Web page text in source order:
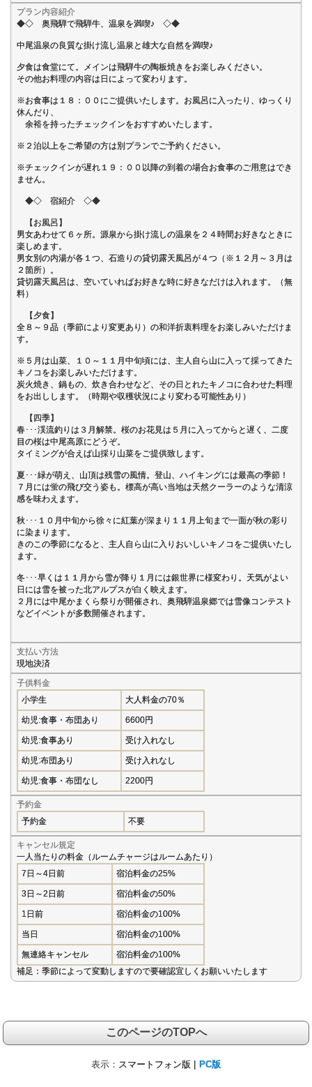
プラン内容紹介
◆◇ 奥飛騨で飛騨牛、温泉を満喫♪ ◇◆
中尾温泉の良質な掛け流し温泉と雄大な自然を満喫♪
夕食は食堂にて。メインは飛騨牛の陶板焼きをお楽しみください。
その他お料理の内容は日によって変わります。
※お食事は１８：００にご提供いたします。お風呂に入ったり、ゆっくり
休んだり、
余裕を持ったチェックインをおすすめいたします。
※２泊以上をご希望の方は別プランでご予約ください。
※チェックインが遅れ１９：００以降の到着の場合お食事のご用意はでき
ません。
◆◇ 宿紹介 ◇◆
【お風呂】
男女あわせて６ヶ所。源泉から掛け流しの温泉を２４時間お好きなときに
楽しめます。
男女別の内湯が各１つ、石造りの貸切露天風呂が４つ（※１２月～３月は
２箇所）。
貸切露天風呂は、空いていればお好きな時に好きなだけは入れます。（無
料）
【夕食】
全８～９品（季節により変更あり）の和洋折衷料理をお楽しみいただけま
す。
※５月は山菜、１０～１１月中旬頃には、主人自ら山に入って採ってきた
キノコをお楽しみいただけます。
炭火焼き、鍋もの、炊き合わせなど、その日とれたキノコに合わせた料理
をお出しします。（時期や収穫状況により変わる可能性あり）
【四季】
春･･･渓流釣りは３月解禁。桜のお花見は５月に入ってからと遅く、二度
目の桜は中尾高原にどうぞ。
タイミングが合えば山採り山菜をご提供致します。
夏･･･緑が萌え、山頂は残雪の風情。登山、ハイキングには最高の季節！
７月には蛍の飛び交う姿も。標高が高い当地は天然クーラーのような清涼
感を味わえます。
秋･･･１０月中旬から徐々に紅葉が深まり１１月上旬まで一面が秋の彩り
に染まります。
きのこの季節になると、主人自ら山に入りおいしいキノコをご提供いたし
ます。
冬･･･早くは１１月から雪が降り１月には銀世界に様変わり。天気がよい
日には雪を被った北アルプスが白く映えます。
２月には中尾かまくら祭りが開催され、奥飛騨温泉郷では雪像コンテスト
などイベントが多数開催されます。
支払い方法
現地決済
子供料金
小学生
大人料金の70％
幼児:食事・布団あり 6600円
幼児:食事あり 受け入れなし
幼児:布団あり 受け入れなし
幼児:食事・布団なし 2200円
予約金
予約金
不要
キャンセル規定
一人当たりの料金（ルームチャージはルームあたり）
7日～4日前
宿泊料金の25%
3日～2日前 宿泊料金の50%
1日前 宿泊料金の100%
当日 宿泊料金の100%
無連絡キャンセル
宿泊料金の100%
補足：季節によって変動しますので要確認宜しくお願いいたします
このページのTOPへ
表示： スマートフォン版 | PC版